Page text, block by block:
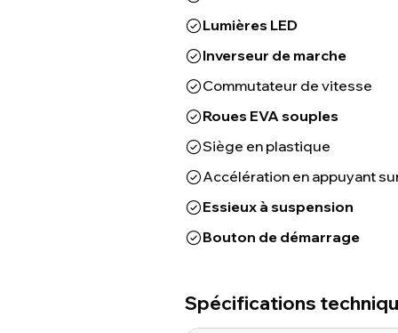
Lumières LED
Inverseur de marche
Commutateur de vitesse
Roues EVA souples
Siège en plastique
Accélération en appuyant
Essieux à suspension
Bouton de démarrage
Spécifications